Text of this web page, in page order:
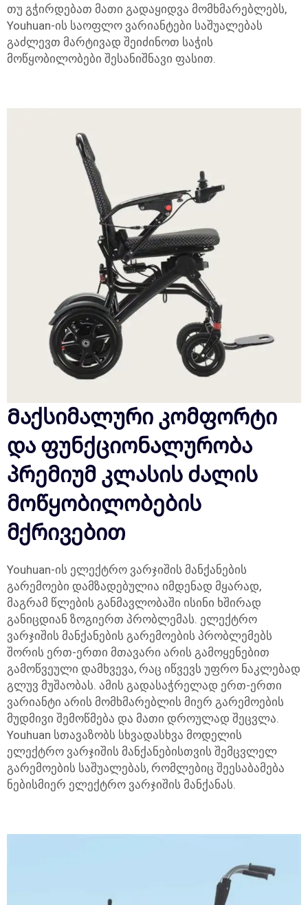
თუ გჭირდებათ მათი გადაყიდვა მომხმარებლებს,
Youhuan-ის საოფლო ვარიანტები საშუალებას
გაძლევთ მარტივად შეიძინოთ საჭის
მოწყობილობები შესანიშნავი ფასით.
Მაქსიმალური კომფორტი
და ფუნქციონალურობა
პრემიუმ კლასის ძალის
მოწყობილობების
მქრივებით
Youhuan-ის ელექტრო ვარჯიშის მანქანების
გარემოები დამზადებულია იმდენად მყარად,
მაგრამ წლების განმავლობაში ისინი ხშირად
განიცდიან ზოგიერთ პრობლემას. ელექტრო
ვარჯიშის მანქანების გარემოების პრობლემებს
შორის ერთ-ერთი მთავარი არის გამოყენებით
გამოწვეული დამხვევა, რაც იწვევს უფრო ნაკლებად
გლუვ მუშაობას. ამის გადასაჭრელად ერთ-ერთი
ვარიანტი არის მომხმარებლის მიერ გარემოების
მუდმივი შემოწმება და მათი დროულად შეცვლა.
Youhuan სთავაზობს სხვადასხვა მოდელის
ელექტრო ვარჯიშის მანქანებისთვის შემცვლელ
გარემოების საშუალებას, რომლებიც შეესაბამება
ნებისმიერ ელექტრო ვარჯიშის მანქანას.